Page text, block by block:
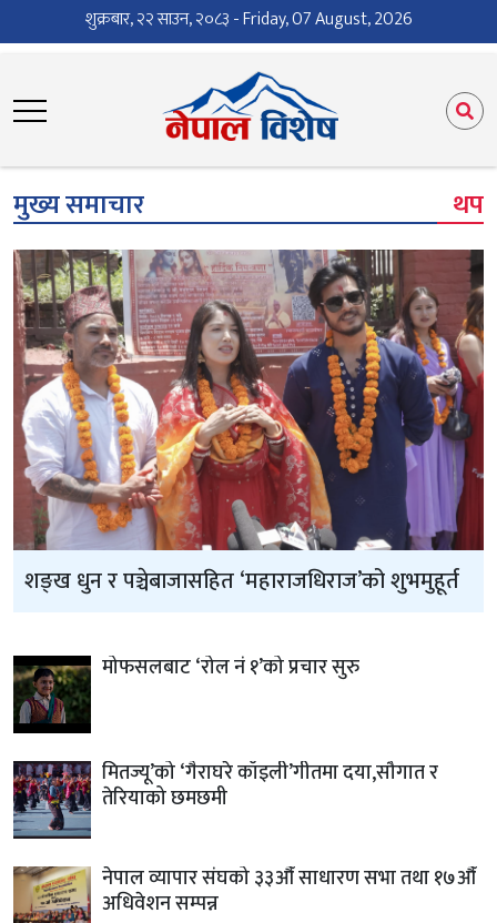
शुक्रबार, २२ साउन, २०८३ - Friday, 07 August, 2026
मुख्य समाचार थप
शङ्ख धुन र पञ्चेबाजासहित ‘महाराजधिराज’को शुभमुहूर्त
मोफसलबाट ‘रोल नं १’को प्रचार सुरु
मितज्यू’को ‘गैराघरे काँइली’गीतमा दया,सौगात र
तेरियाको छमछमी
नेपाल व्यापार संघको ३३औँ साधारण सभा तथा १७औँ
अधिवेशन सम्पन्न